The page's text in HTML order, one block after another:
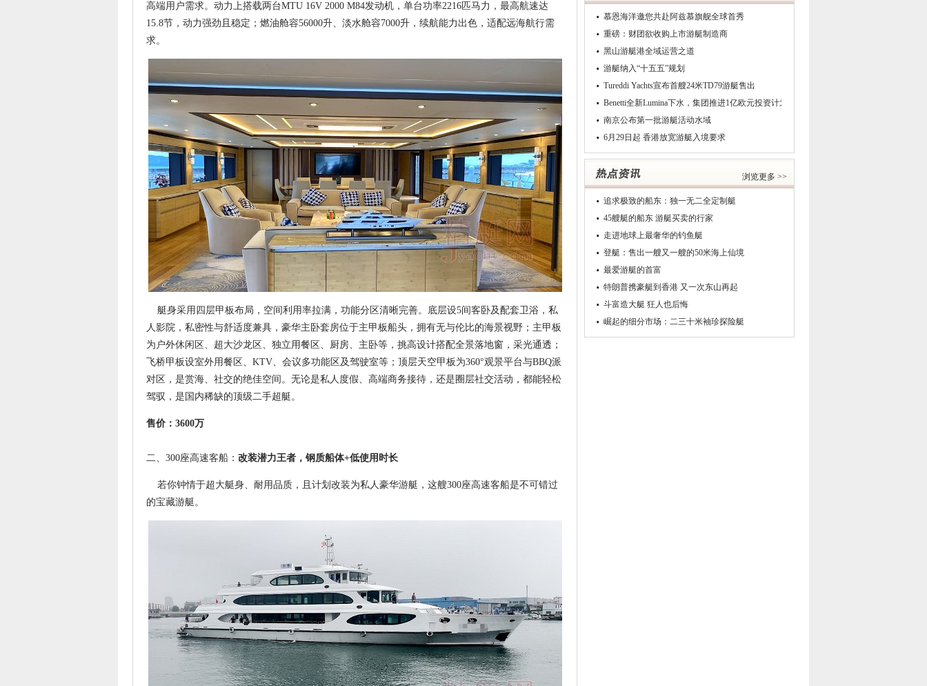
高端用户需求。动力上搭载两台MTU 16V 2000 M84发动机，单台功率2216匹马力，最高航速达
15.8节，动力强劲且稳定；燃油舱容56000升、淡水舱容7000升，续航能力出色，适配远海航行需
求。
艇身采用四层甲板布局，空间利用率拉满，功能分区清晰完善。底层设5间客卧及配套卫浴，私
人影院，私密性与舒适度兼具，豪华主卧套房位于主甲板船头，拥有无与伦比的海景视野；主甲板
为户外休闲区、超大沙龙区、独立用餐区、厨房、主卧等，挑高设计搭配全景落地窗，采光通透；
飞桥甲板设室外用餐区、KTV、会议多功能区及驾驶室等；顶层天空甲板为360°观景平台与BBQ派
对区，是赏海、社交的绝佳空间。无论是私人度假、高端商务接待，还是圈层社交活动，都能轻松
驾驭，是国内稀缺的顶级二手超艇。
售价：3600万
二、300座高速客船： 改装潜力王者，钢质船体+低使用时长
若你钟情于超大艇身、耐用品质，且计划改装为私人豪华游艇，这艘300座高速客船是不可错过
的宝藏游艇。
慕恩海洋邀您共赴阿兹慕旗舰全球首秀
重磅：财团欲收购上市游艇制造商
黑山游艇港全域运营之道
游艇纳入“十五五”规划
Tureddi Yachts宣布首艘24米TD79游艇售出
Benetti全新Lumina下水，集团推进1亿欧元投资计划
南京公布第一批游艇活动水域
6月29日起 香港放宽游艇入境要求
浏览更多 >>
追求极致的船东：独一无二全定制艇
45艘艇的船东 游艇买卖的行家
走进地球上最奢华的钓鱼艇
登艇：售出一艘又一艘的50米海上仙境
最爱游艇的首富
特朗普携豪艇到香港 又一次东山再起
斗富造大艇 狂人也后悔
崛起的细分市场：二三十米袖珍探险艇